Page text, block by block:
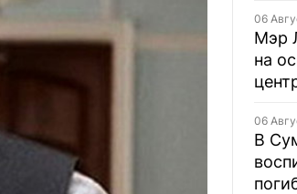
06
Мэр
на
06
В